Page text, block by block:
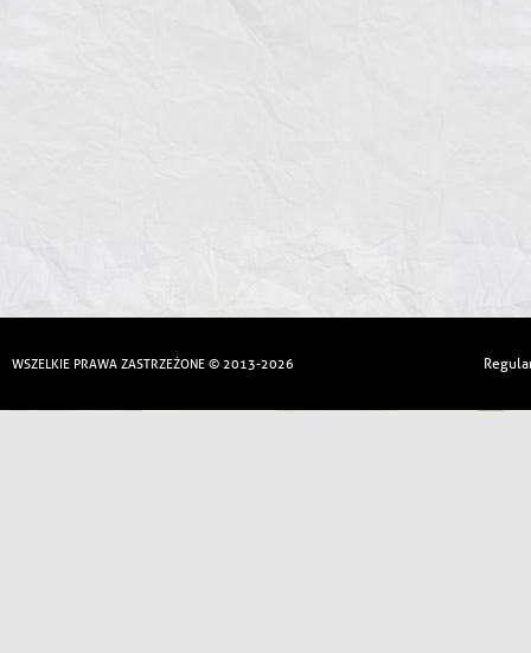
WSZELKIE PRAWA ZASTRZEŻONE © 2013-2026